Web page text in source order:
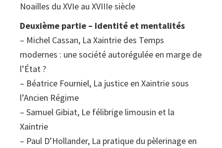
Noailles du XVIe au XVIIIe siècle
Deuxième partie – Identité et mentalités
– Michel Cassan, La Xaintrie des Temps
modernes : une société autorégulée en marge de
l’État ?
– Béatrice Fourniel, La justice en Xaintrie sous
l’Ancien Régime
– Samuel Gibiat, Le félibrige limousin et la
Xaintrie
– Paul D’Hollander, La pratique du pèlerinage en